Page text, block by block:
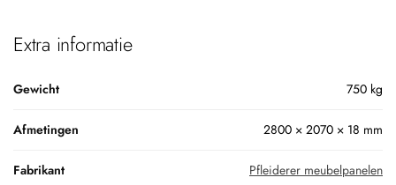
Extra informatie
Gewicht 750 kg
Afmetingen 2800 × 2070 × 18 mm
Fabrikant Pfleiderer meubelpanelen